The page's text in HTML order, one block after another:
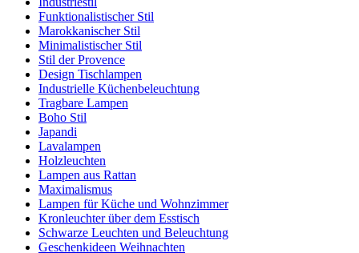
Funktionalistischer Stil
Marokkanischer Stil
Minimalistischer Stil
Stil der Provence
Design Tischlampen
Industrielle Küchenbeleuchtung
Tragbare Lampen
Boho Stil
Japandi
Lavalampen
Holzleuchten
Lampen aus Rattan
Maximalismus
Lampen für Küche und Wohnzimmer
Kronleuchter über dem Esstisch
Schwarze Leuchten und Beleuchtung
Geschenkideen Weihnachten